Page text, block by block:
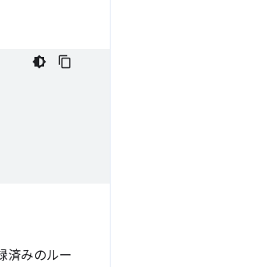
済みのルー